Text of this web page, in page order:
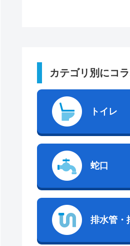
カテゴリ別にコ
トイレ
蛇口
排水管・